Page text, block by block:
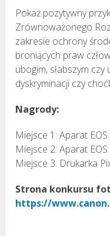
Pokaż pozytywny
Zrównoważonego
zakresie ochrony
broniących praw
ubogim, słabszym
dyskryminacji czy
Nagrody:
Miejsce 1: Aparat
Miejsce 2: Aparat
Miejsce 3: Drukarka
Strona konkursu
https://